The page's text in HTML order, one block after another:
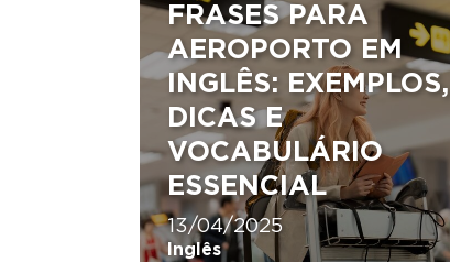
FRASES PARA
AEROPORTO EM
INGLÊS: EXEMPLOS,
DICAS E
VOCABULÁRIO
ESSENCIAL
13/04/2025
Inglês